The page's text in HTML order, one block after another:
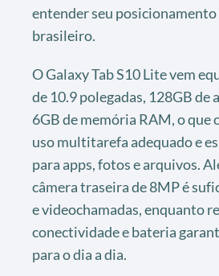
entender seu
brasileiro.
O Galaxy Tab S10 Lite vem
de 10.9 polegadas, 128GB de
6GB de memória RAM, o que
uso multitarefa adequado e
para apps, fotos e arquivos.
câmera traseira de 8MP é
e videochamadas, enquanto
conectividade e bateria
para o dia a dia.